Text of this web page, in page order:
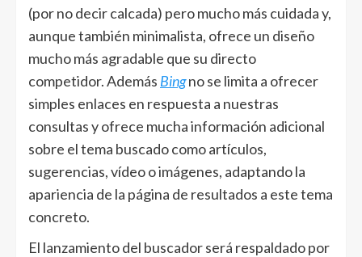
(por no decir calcada) pero mucho más cuidada y,
aunque también minimalista, ofrece un diseño
mucho más agradable que su directo
competidor. Además Bingno se limita a ofrecer
simples enlaces en respuesta a nuestras
consultas y ofrece mucha información adicional
sobre el tema buscado como artículos,
sugerencias, vídeo o imágenes, adaptando la
apariencia de la página de resultados a este tema
concreto.
El lanzamiento del buscador será respaldado por